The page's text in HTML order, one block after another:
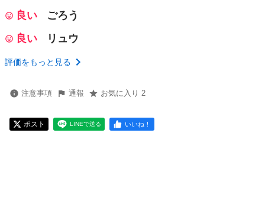
良い
ごろう
良い
リュウ
評価をもっと見る
注意事項 通報 お気に入り 2
ポスト LINEで送る いいね！